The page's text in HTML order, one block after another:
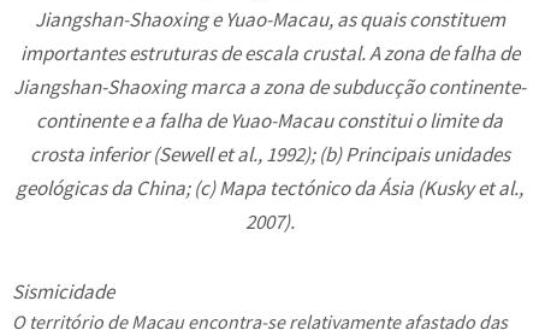
Jiangshan-Shaoxing e Yuao-Macau, as quais constituem
importantes estruturas de escala crustal. A zona de falha de
Jiangshan-Shaoxing marca a zona de subducção continente-
continente e a falha de Yuao-Macau constitui o limite da
crosta inferior (Sewell et al., 1992); (b) Principais unidades
geológicas da China; (c) Mapa tectónico da Ásia (Kusky et al.,
2007).
Sismicidade
O território de Macau encontra-se relativamente afastado das